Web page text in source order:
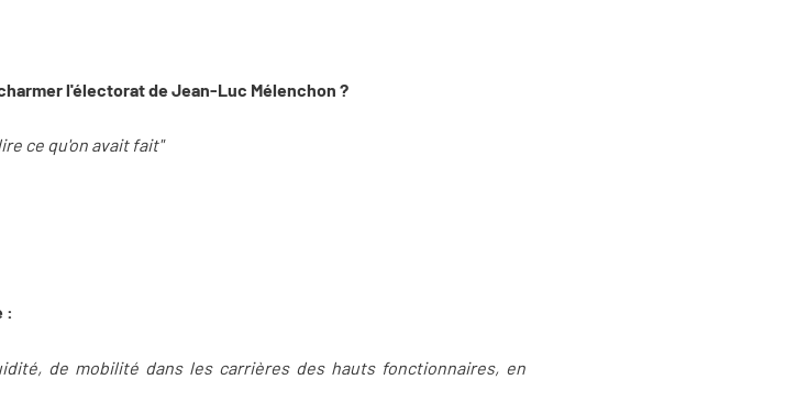
l'électorat de Jean-Luc Mélenchon ?
ce qu'on avait fait"
:
de mobilité dans les carrières des hauts fonctionnaires, en